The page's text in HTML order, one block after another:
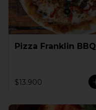
Pizza Franklin BBQ
$13.900